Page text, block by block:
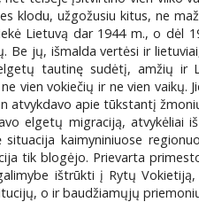
klodu, užgožusiu kitus, ne
Lietuvą dar 1944 m., o dėl
Be jų, išmalda vertėsi ir
tautinę sudėtį, amžių ir
vien vokiečių ir ne vien
atvykdavo apie tūkstantį
elgetų migraciją, atvykėliai
kaimyniniuose
tik blogėjo. Prievarta
ištrūkti į Rytų
o ir baudžiamųjų